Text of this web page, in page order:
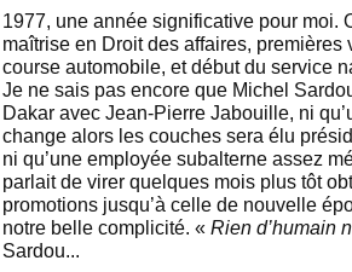
1977, une année significative pour moi.
maîtrise en Droit des affaires, premières
course automobile, et début du service
Je ne sais pas encore que Michel
Dakar avec Jean-Pierre Jabouille, ni
change alors les couches sera élu
ni qu’une employée subalterne assez
parlait de virer quelques mois plus tôt
promotions jusqu’à celle de nouvelle
notre belle complicité. « Rien d’humain
Sardou...